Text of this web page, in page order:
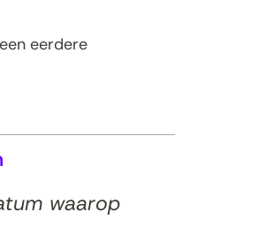
eerdere
waarop